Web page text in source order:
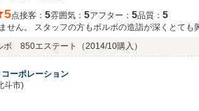
5点接客： 5雰囲気： 5アフター： 5品質： 5
せん。 スタッフの方もボルボの造詣が深くとても
ボ 850エステート （2014/10購入）
コーポレーション
斗市)